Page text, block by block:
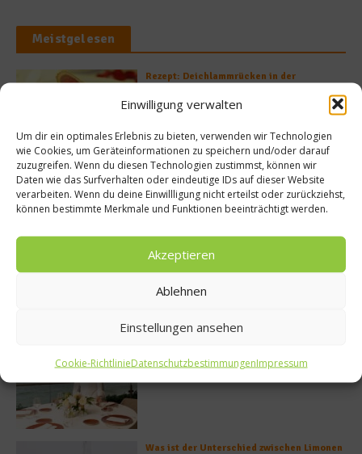
Einwilligung verwalten
Um dir ein optimales Erlebnis zu bieten, verwenden wir Technologien
wie Cookies, um Geräteinformationen zu speichern und/oder darauf
zuzugreifen. Wenn du diesen Technologien zustimmst, können wir
Daten wie das Surfverhalten oder eindeutige IDs auf dieser Website
verarbeiten. Wenn du deine Einwillligung nicht erteilst oder zurückziehst,
können bestimmte Merkmale und Funktionen beeinträchtigt werden.
Akzeptieren
Ablehnen
Einstellungen ansehen
Cookie-RichtlinieDatenschutzbestimmungenImpressum
Meistgelesen
Rezept: Deichlammrücken in der
gefüllten Poveraden
Rezept: Lachs-Ei-Röllchen
So bildet sich eine krosse
Schweinebratenkruste
Heinz Beck im Forte Village Resort
Was ist der Unterschied zwischen Limonen